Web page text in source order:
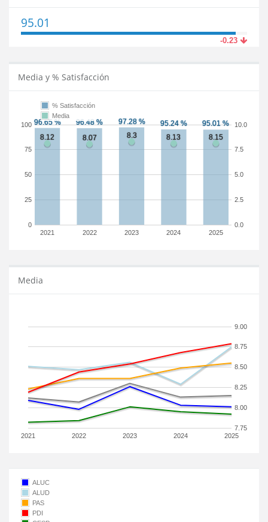
95.01
-0.23
Media y % Satisfacción
2021 2022 2023 2024 2025
0
25
50
75
100
0.0
2.5
5.0
7.5
10.0
% Satisfacción
Media
Media
2021 2022 2023 2024 2025
7.75
8.00
8.25
8.50
8.75
9.00
ALUC
ALUD
PAS
PDI